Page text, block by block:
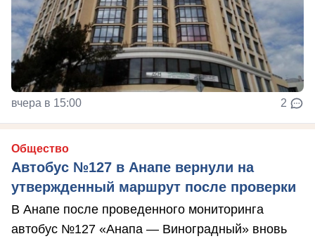
вчера в 15:00 2
Общество
Автобус №127 в Анапе вернули на
утвержденный маршрут после проверки
В Анапе после проведенного мониторинга
автобус №127 «Анапа — Виноградный» вновь